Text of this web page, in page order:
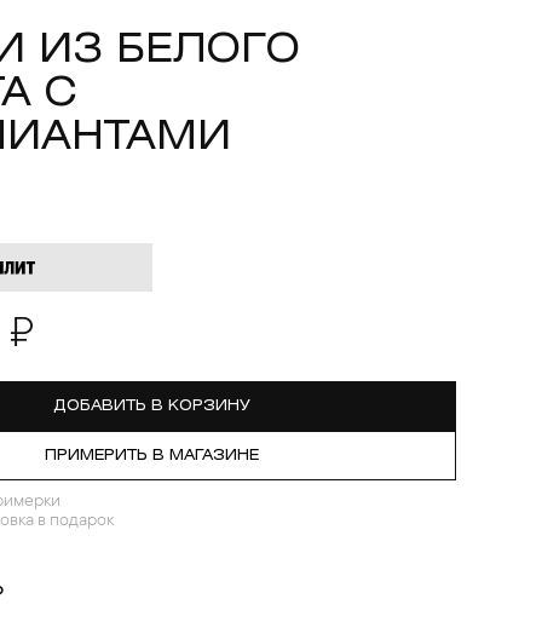
ИЗ БЕЛОГО
С
₽
ДОБАВИТЬ В КОРЗИНУ
ПРИМЕРИТЬ В МАГАЗИНЕ
в подарок